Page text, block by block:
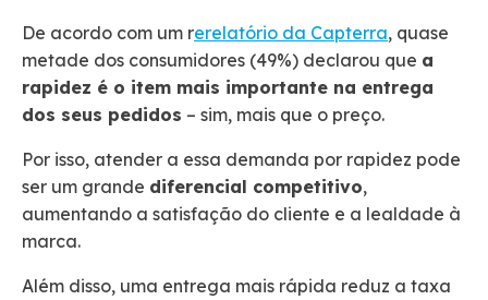
De acordo com um rerelatório da Capterra, quase
metade dos consumidores (49%) declarou que a
rapidez é o item mais importante na entrega
dos seus pedidos – sim, mais que o preço.
Por isso, atender a essa demanda por rapidez pode
ser um grande diferencial competitivo,
aumentando a satisfação do cliente e a lealdade à
marca.
Além disso, uma entrega mais rápida reduz a taxa